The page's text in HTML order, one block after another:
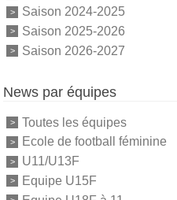
Saison 2024-2025
Saison 2025-2026
Saison 2026-2027
News par équipes
Toutes les équipes
Ecole de football féminine
U11/U13F
Equipe U15F